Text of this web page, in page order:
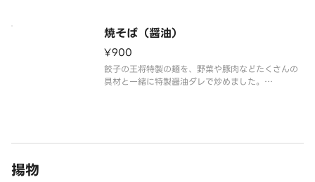
※写真はイメージです。
焼そば（醤油）
¥900
餃子の王将特製の麺を、野菜や豚肉などたくさんの
具材と一緒に特製醤油ダレで炒めました。
揚物